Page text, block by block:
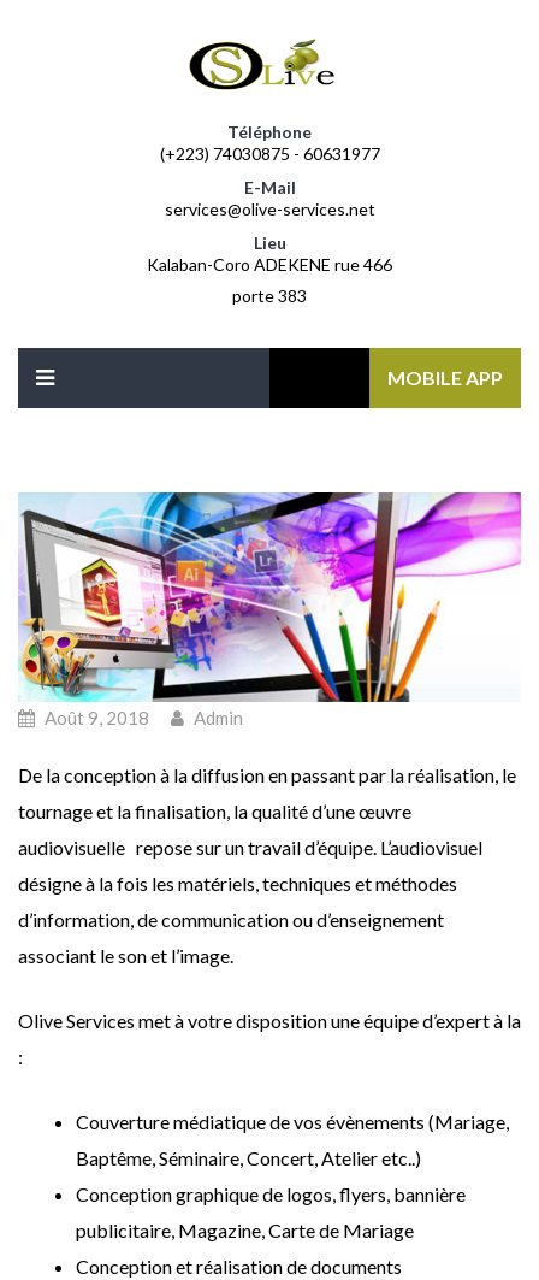
Téléphone
(+223) 74030875 - 60631977
E-Mail
services@olive-services.net
Lieu
Kalaban-Coro ADEKENE rue 466
porte 383
MOBILE APP
Août 9, 2018 Admin
De la conception à la diffusion en passant par la réalisation, le
tournage et la finalisation, la qualité d’une œuvre
audiovisuelle repose sur un travail d’équipe. L’audiovisuel
désigne à la fois les matériels, techniques et méthodes
d’information, de communication ou d’enseignement
associant le son et l’image.
Olive Services met à votre disposition une équipe d’expert à la
:
Couverture médiatique de vos évènements (Mariage,
Baptême, Séminaire, Concert, Atelier etc..)
Conception graphique de logos, flyers, bannière
publicitaire, Magazine, Carte de Mariage
Conception et réalisation de documents